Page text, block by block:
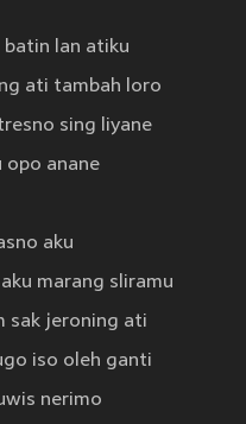
batin lan atiku
ati tambah loro
sing liyane
opo anane
aku
marang sliramu
sak jeroning ati
iso oleh ganti
nerimo